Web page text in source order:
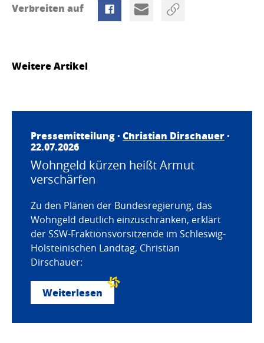
Verbreiten auf
Weitere Artikel
Pressemitteilung · Christian Dirschauer·
22.07.2026
Wohngeld kürzen heißt Armut
verschärfen
Zu den Plänen der Bundesregierung, das
Wohngeld deutlich einzuschränken, erklärt
der SSW-Fraktionsvorsitzende im Schleswig-
Holsteinischen Landtag, Christian
Dirschauer:
Weiterlesen